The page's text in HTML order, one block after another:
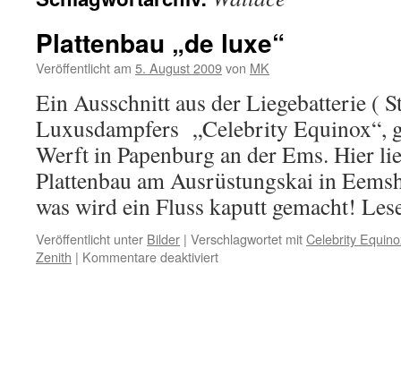
Plattenbau „de luxe“
Veröffentlicht am 5. August 2009von MK
Ein Ausschnitt aus der Liegebatterie (
Luxusdampfers „Celebrity Equinox“,
Werft in Papenburg an der Ems. Hier
Plattenbau am Ausrüstungskai in
was wird ein Fluss kaputt gemacht!
Veröffentlicht unter Bilder | Verschlagwortet mitCelebrity
Zenith | Kommentare deaktiviertfür